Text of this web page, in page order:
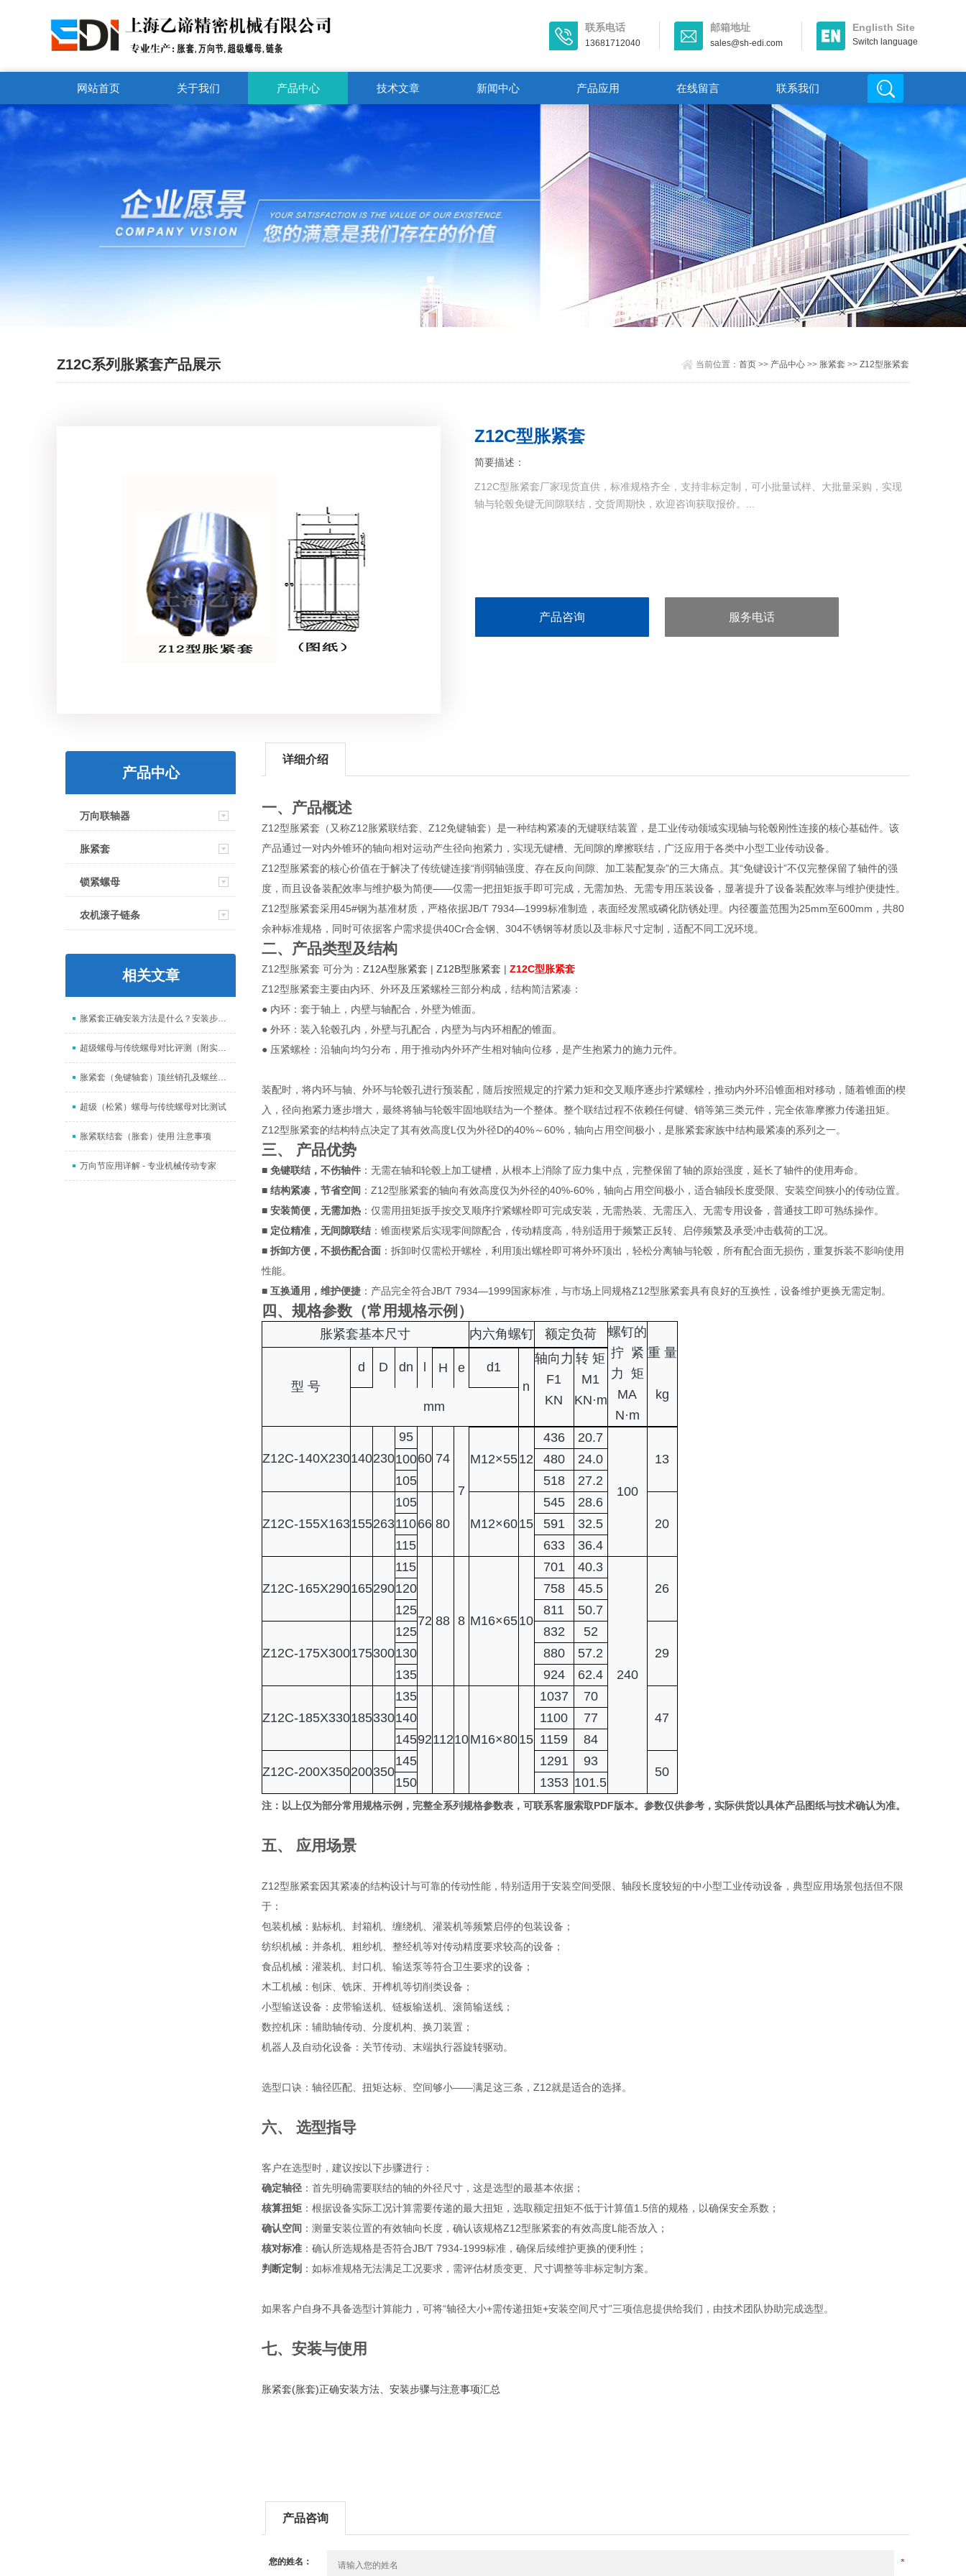
联系电话
13681712040
邮箱地址
sales@sh-edi.com
Englisth Site
Switch language
网站首页 关于我们 产品中心 技术文章 新闻中心 产品应用 在线留言 联系我们
Z12C系列胀紧套产品展示 当前位置： 首页>> 产品中心>> 胀紧套 >> Z12型胀紧套
Z12C型胀紧套
简要描述：
Z12C型胀紧套厂家现货直供，标准规格齐全，支持非标定制，可小批量试样、大批量采购，实现
轴与轮毂免键无间隙联结，交货周期快，欢迎咨询获取报价。...
产品咨询 服务电话
产品中心
万向联轴器
胀紧套
锁紧螺母
农机滚子链条
相关文章
胀紧套正确安装方法是什么？安装步骤与注意事项汇总
超级螺母与传统螺母对比评测（附实测数据）| 防松性能提升8倍
胀紧套（免键轴套）顶丝销孔及螺丝是否也多也好呢？
超级（松紧）螺母与传统螺母对比测试
胀紧联结套（胀套）使用 注意事项
万向节应用详解 - 专业机械传动专家
详细介绍
一、产品概述
Z12型胀紧套（又称Z12胀紧联结套、Z12免键轴套）是一种结构紧凑的无键联结装置，是工业传动领域实现轴与轮毂刚性连接的核心基础件。该
产品通过一对内外锥环的轴向相对运动产生径向抱紧力，实现无键槽、无间隙的摩擦联结，广泛应用于各类中小型工业传动设备。
Z12型胀紧套的核心价值在于解决了传统键连接“削弱轴强度、存在反向间隙、加工装配复杂”的三大痛点。其“免键设计”不仅完整保留了轴件的强
度，而且设备装配效率与维护极为简便——仅需一把扭矩扳手即可完成，无需加热、无需专用压装设备，显著提升了设备装配效率与维护便捷性。
Z12型胀紧套采用45#钢为基准材质，严格依据JB/T 7934—1999标准制造，表面经发黑或磷化防锈处理。内径覆盖范围为25mm至600mm，共80
余种标准规格，同时可依据客户需求提供40Cr合金钢、304不锈钢等材质以及非标尺寸定制，适配不同工况环境。
二、产品类型及结构
Z12型胀紧套 可分为： Z12A型胀紧套 | Z12B型胀紧套 | Z12C型胀紧套
Z12型胀紧套主要由内环、外环及压紧螺栓三部分构成，结构简洁紧凑：
● 内环：套于轴上，内壁与轴配合，外壁为锥面。
● 外环：装入轮毂孔内，外壁与孔配合，内壁为与内环相配的锥面。
● 压紧螺栓：沿轴向均匀分布，用于推动内外环产生相对轴向位移，是产生抱紧力的施力元件。
装配时，将内环与轴、外环与轮毂孔进行预装配，随后按照规定的拧紧力矩和交叉顺序逐步拧紧螺栓，推动内外环沿锥面相对移动，随着锥面的楔
入，径向抱紧力逐步增大，最终将轴与轮毂牢固地联结为一个整体。整个联结过程不依赖任何键、销等第三类元件，完全依靠摩擦力传递扭矩。
Z12型胀紧套的结构特点决定了其有效高度L仅为外径D的40%～60%，轴向占用空间极小，是胀紧套家族中结构最紧凑的系列之一。
三、 产品优势
■ 免键联结，不伤轴件：无需在轴和轮毂上加工键槽，从根本上消除了应力集中点，完整保留了轴的原始强度，延长了轴件的使用寿命。
■ 结构紧凑，节省空间 ：Z12型胀紧套的轴向有效高度仅为外径的40%‑60%，轴向占用空间极小，适合轴段长度受限、安装空间狭小的传动位置。
■ 安装简便，无需加热：仅需用扭矩扳手按交叉顺序拧紧螺栓即可完成安装，无需热装、无需压入、无需专用设备，普通技工即可熟练操作。
■ 定位精准，无间隙联结：锥面楔紧后实现零间隙配合，传动精度高，特别适用于频繁正反转、启停频繁及承受冲击载荷的工况。
■ 拆卸方便，不损伤配合面：拆卸时仅需松开螺栓，利用顶出螺栓即可将外环顶出，轻松分离轴与轮毂，所有配合面无损伤，重复拆装不影响使用
性能。
■ 互换通用，维护便捷：产品完全符合JB/T 7934—1999国家标准，与市场上同规格Z12型胀紧套具有良好的互换性，设备维护更换无需定制。
四、规格参数（常用规格示例）
胀紧套基本尺寸 内六角螺钉 额定负荷
螺钉的
拧 紧
力 矩
MA
N·m
重 量
kg
型 号
d D dn H e
d1
n
轴向力
F1
KN
转 矩
M1
KN·m
mm
Z12C-140X230140230
95
60 74
7
M12×5512
436 20.7
100
13
100 480
24.0
105
518 27.2
Z12C-155X163155263
105
66 80 M12×6015
545
28.6
20
110 591
32.5
115
633 36.4
Z12C-165X290165290
115
72 88 8 M16×6510
701 40.3
240
26
120 758
45.5
125
811 50.7
Z12C-175X300175300
125 832
52
29
130 880
57.2
135
924 62.4
Z12C-185X330185330
135
9211210M16×8015
1037
70
47
140 1100
77
145
1159 84
Z12C-200X350200350
145 1291 93
50
150 1353 101.5
注：以上仅为部分常用规格示例，完整全系列规格参数表，可联系客服索取PDF版本。参数仅供参考，实际供货以具体产品图纸与技术确认为准。
五、 应用场景
Z12型胀紧套因其紧凑的结构设计与可靠的传动性能，特别适用于安装空间受限、轴段长度较短的中小型工业传动设备，典型应用场景包括但不限
于：
包装机械：贴标机、封箱机、缠绕机、灌装机等频繁启停的包装设备；
纺织机械：并条机、粗纱机、整经机等对传动精度要求较高的设备；
食品机械：灌装机、封口机、输送泵等符合卫生要求的设备；
木工机械：刨床、铣床、开榫机等切削类设备；
小型输送设备：皮带输送机、链板输送机、滚筒输送线；
数控机床：辅助轴传动、分度机构、换刀装置；
机器人及自动化设备：关节传动、末端执行器旋转驱动。
选型口诀：轴径匹配、扭矩达标、空间够小——满足这三条，Z12就是适合的选择。
六、 选型指导
客户在选型时，建议按以下步骤进行：
确定轴径：首先明确需要联结的轴的外径尺寸，这是选型的最基本依据；
核算扭矩：根据设备实际工况计算需要传递的最大扭矩，选取额定扭矩不低于计算值1.5倍的规格，以确保安全系数；
确认空间 ：测量安装位置的有效轴向长度，确认该规格Z12型胀紧套的有效高度L能否放入；
核对标准：确认所选规格是否符合JB/T 7934‑1999标准，确保后续维护更换的便利性；
判断定制 ：如标准规格无法满足工况要求，需评估材质变更、尺寸调整等非标定制方案。
如果客户自身不具备选型计算能力，可将“轴径大小+需传递扭矩+安装空间尺寸”三项信息提供给我们，由技术团队协助完成选型。
七、安装与使用
胀紧套(胀套)正确安装方法、安装步骤与注意事项汇总
产品咨询
您的姓名：